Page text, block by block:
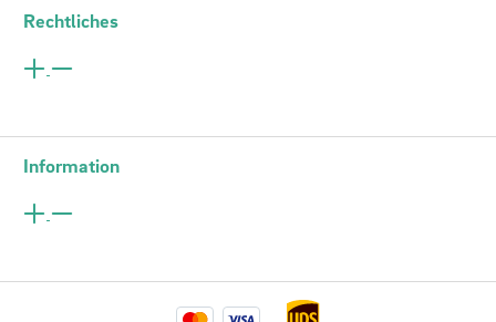
Rechtliches
Information